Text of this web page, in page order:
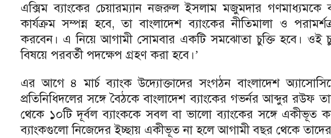
এক্সিম ব্যাংকের চেয়ারম্যান নজরুল ইসলাম মজুমদার
কার্যক্রম সম্পন্ন হবে, তা বাংলাদেশ ব্যাংকের নীতিমালা ও
করবেন। এ নিয়ে আগামী সোমবার একটি সমঝোতা চুক্তি হবে। ওই
বিষয়ে পরবর্তী পদক্ষেপ গ্রহণ করা হবে।’
এর আগে ৪ মার্চ ব্যাংক উদ্যোক্তাদের সংগঠন বাংলাদেশ
প্রতিনিধিদলের সঙ্গে বৈঠকে বাংলাদেশ ব্যাংকের গভর্নর আব্দুর রউফ
থেকে ১০টি দূর্বল ব্যাংককে সবল বা ভালো ব্যাংকের সঙ্গে একীভূত
ব্যাংকগুলো নিজেদের ইচ্ছায় একীভূত না হলে আগামী বছর থেকে